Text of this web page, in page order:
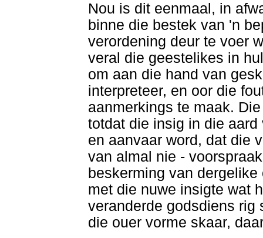
Nou is dit eenmaal, in
binne die bestek van 'n
verordening deur te voer
veral die geestelikes in
om aan die hand van
interpreteer, en oor die
aanmerkings te maak.
totdat die insig in die
en aanvaar word, dat die
van almal nie -
beskerming van
met die nuwe insigte wat
veranderde godsdiens rig
die ouer vorme skaar,